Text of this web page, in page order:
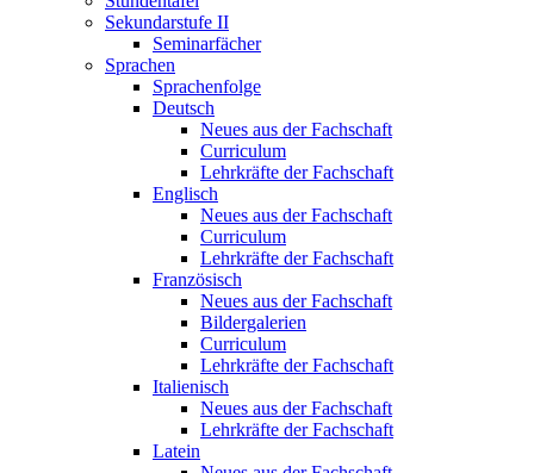
Sekundarstufe II
Seminarfächer
Sprachen
Sprachenfolge
Deutsch
Neues aus der Fachschaft
Curriculum
Lehrkräfte der Fachschaft
Englisch
Neues aus der Fachschaft
Curriculum
Lehrkräfte der Fachschaft
Französisch
Neues aus der Fachschaft
Bildergalerien
Curriculum
Lehrkräfte der Fachschaft
Italienisch
Neues aus der Fachschaft
Lehrkräfte der Fachschaft
Latein